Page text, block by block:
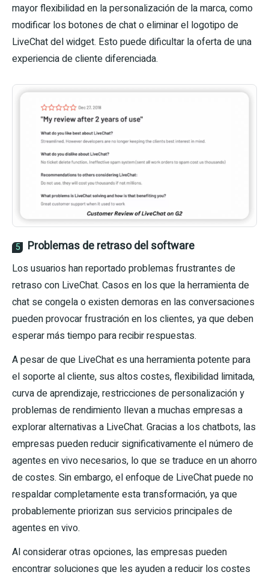
mayor flexibilidad en la personalización de la marca, como
modificar los botones de chat o eliminar el logotipo de
LiveChat del widget. Esto puede dificultar la oferta de una
experiencia de cliente diferenciada.
5 Problemas de retraso del software
Los usuarios han reportado problemas frustrantes de
retraso con LiveChat. Casos en los que la herramienta de
chat se congela o existen demoras en las conversaciones
pueden provocar frustración en los clientes, ya que deben
esperar más tiempo para recibir respuestas.
A pesar de que LiveChat es una herramienta potente para
el soporte al cliente, sus altos costes, flexibilidad limitada,
curva de aprendizaje, restricciones de personalización y
problemas de rendimiento llevan a muchas empresas a
explorar alternativas a LiveChat. Gracias a los chatbots, las
empresas pueden reducir significativamente el número de
agentes en vivo necesarios, lo que se traduce en un ahorro
de costes. Sin embargo, el enfoque de LiveChat puede no
respaldar completamente esta transformación, ya que
probablemente priorizan sus servicios principales de
agentes en vivo.
Al considerar otras opciones, las empresas pueden
encontrar soluciones que les ayuden a reducir los costes